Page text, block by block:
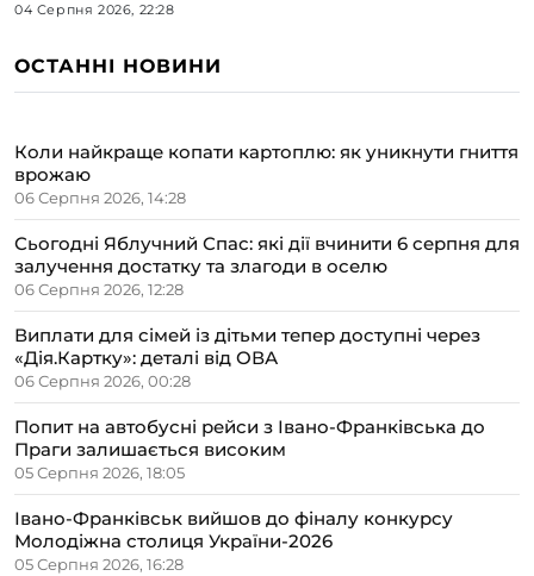
04 Серпня 2026, 22:28
ОСТАННІ НОВИНИ
Коли найкраще копати картоплю: як уникнути гниття
врожаю
06 Серпня 2026, 14:28
Сьогодні Яблучний Спас: які дії вчинити 6 серпня для
залучення достатку та злагоди в оселю
06 Серпня 2026, 12:28
Виплати для сімей із дітьми тепер доступні через
«Дія.Картку»: деталі від ОВА
06 Серпня 2026, 00:28
Попит на автобусні рейси з Івано-Франківська до
Праги залишається високим
05 Серпня 2026, 18:05
Івано-Франківськ вийшов до фіналу конкурсу
Молодіжна столиця України-2026
05 Серпня 2026, 16:28